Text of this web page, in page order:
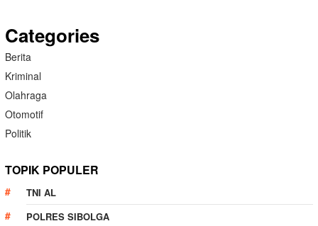
Categories
Berita
Kriminal
Olahraga
Otomotif
Politik
TOPIK POPULER
TNI AL
POLRES SIBOLGA